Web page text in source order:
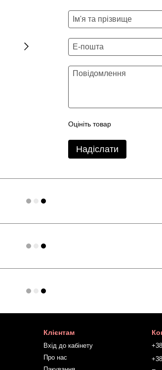
Оцініть товар
Надіслати
Клієнтам
Вхід до кабінету
Про нас